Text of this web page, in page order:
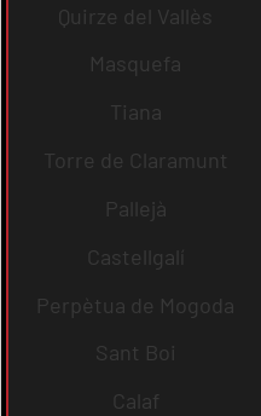
Quirze del Vallès
Masquefa
Tiana
Torre de Claramunt
Pallejà
Castellgalí
Perpètua de Mogoda
Sant Boi
Calaf